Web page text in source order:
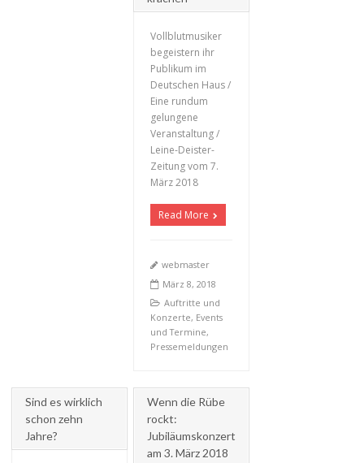
+
Vollblutmusiker
begeistern ihr
Publikum im
Deutschen Haus /
Eine rundum
gelungene
Veranstaltung /
Leine-Deister-
Zeitung vom 7.
März 2018
Read More
webmaster
März 8, 2018
Auftritte und
Konzerte, Events
und Termine,
Pressemeldungen
Sind es wirklich
schon zehn
Jahre?
Wenn die Rübe
rockt:
Jubiläumskonzert
am 3. März 2018